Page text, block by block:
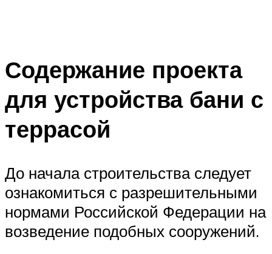
Содержание проекта
для устройства бани с
террасой
До начала строительства следует
ознакомиться с разрешительными
нормами Российской Федерации на
возведение подобных сооружений.